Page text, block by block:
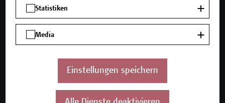
Seminare und Zertifikatsprogramme
Statistiken
Media
Einstellungen speichern